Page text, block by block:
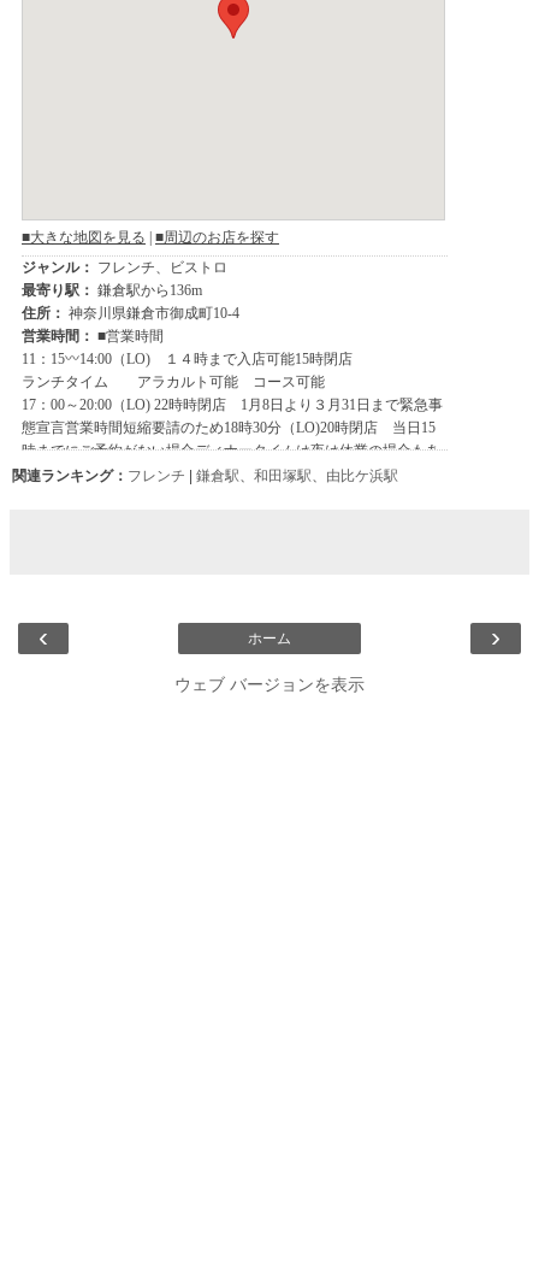
関連ランキング： フレンチ 鎌倉駅、 和田塚駅、 由比ケ浜駅
‹ ›
ホーム
ウェブ バージョンを表示